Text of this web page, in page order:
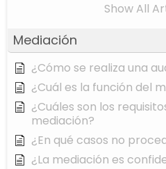
Show All
Mediación
¿Cómo se realiza una
¿Cuál es la función del
¿Cuáles son los
mediación?
¿En qué casos no
¿La mediación es